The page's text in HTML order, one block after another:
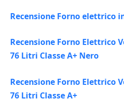
Recensione Forno elettrico
Recensione Forno Elettrico
76 Litri Classe A+ Nero
Recensione Forno Elettrico
76 Litri Classe A+